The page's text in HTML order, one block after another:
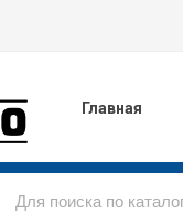
Главная